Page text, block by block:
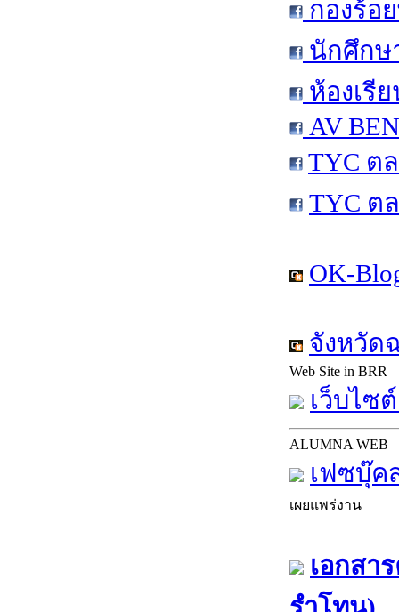
กองร้อ
นักศึกษ
ห้องเรี
AV
TYC ต
TYC ต
OK-
จังหวัด
Web Site in BRR
เว็บไซ
ALUMNA WEB
เฟซบุ๊ค
เผยแพร่งาน
เอกสา